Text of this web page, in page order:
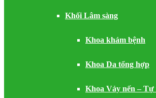
Khối Lâm sàng
Khoa khám bệnh
Khoa Da tổng hợp
Khoa Vảy nến – Tự